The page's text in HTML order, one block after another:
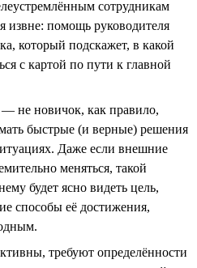
сотрудникам
извне: помощь руководителя
который подскажет, в какой
с картой по пути к главной
— не новичок, как правило,
быстрые (и верные) решения
Даже если внешние
меняться, такой
будет ясно видеть цель,
способы её достижения,
требуют определённости